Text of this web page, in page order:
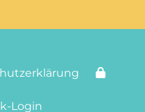
Login